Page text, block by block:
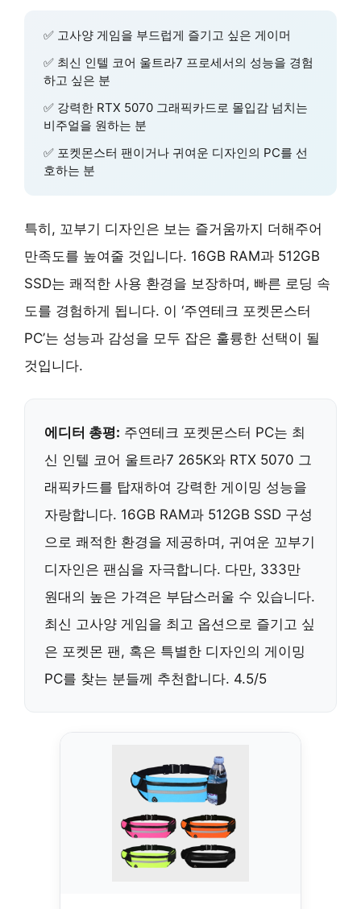
✅ 고사양 게임을 부드럽게 즐기고 싶은 게이머
✅ 최신 인텔 코어 울트라7 프로세서의 성능을 경험
하고 싶은 분
✅ 강력한 RTX 5070 그래픽카드로 몰입감 넘치는
비주얼을 원하는 분
✅ 포켓몬스터 팬이거나 귀여운 디자인의 PC를 선
호하는 분
특히, 꼬부기 디자인은 보는 즐거움까지 더해주어
만족도를 높여줄 것입니다. 16GB RAM과 512GB
SSD는 쾌적한 사용 환경을 보장하며, 빠른 로딩 속
도를 경험하게 됩니다. 이 ‘주연테크 포켓몬스터
PC’는 성능과 감성을 모두 잡은 훌륭한 선택이 될
것입니다.
에디터 총평: 주연테크 포켓몬스터 PC는 최
신 인텔 코어 울트라7 265K와 RTX 5070 그
래픽카드를 탑재하여 강력한 게이밍 성능을
자랑합니다. 16GB RAM과 512GB SSD 구성
으로 쾌적한 환경을 제공하며, 귀여운 꼬부기
디자인은 팬심을 자극합니다. 다만, 333만
원대의 높은 가격은 부담스러울 수 있습니다.
최신 고사양 게임을 최고 옵션으로 즐기고 싶
은 포켓몬 팬, 혹은 특별한 디자인의 게이밍
PC를 찾는 분들께 추천합니다. 4.5/5